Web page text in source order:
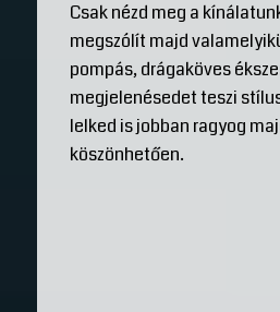
Csak nézd meg a
megszólít majd
pompás, drágaköves
megjelenésedet teszi
lelked is jobban ragyog
köszönhetően.